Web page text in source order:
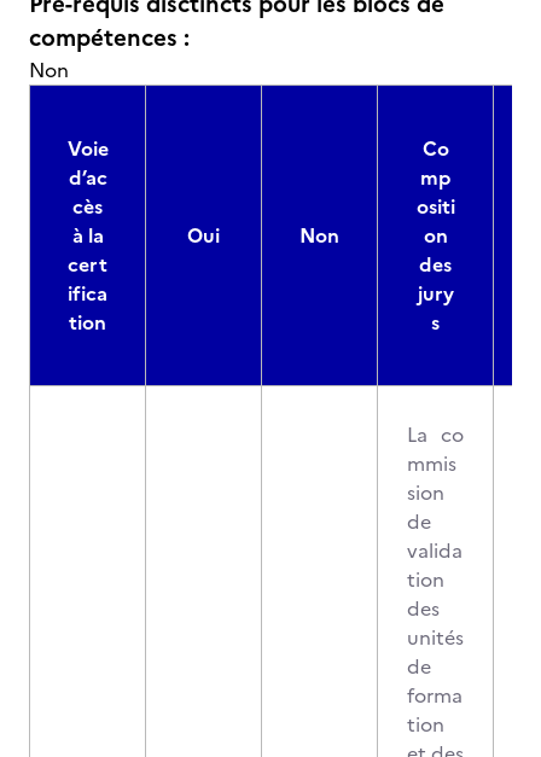
compétences :
Non
Voie
d’ac
cès
à la
cert
ifica
tion
Oui Non
Co
mp
ositi
on
des
jury
s
La co
mmis
sion
de
valida
tion
des
unités
de
forma
tion